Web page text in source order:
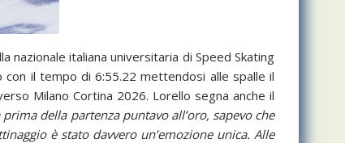
nazionale italiana universitaria di Speed Skating
con il tempo di 6:55.22 mettendosi alle spalle il
Milano Cortina 2026. Lorello segna anche il
della partenza puntavo all’oro, sapevo che
è stato davvero un’emozione unica. Alle